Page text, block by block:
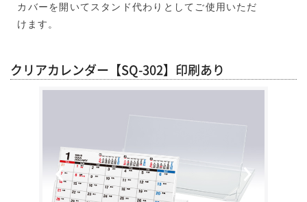
カバーを開いてスタンド代わりとしてご使用いただ
けます。
クリアカレンダー【SQ-302】印刷あり
Previous Next